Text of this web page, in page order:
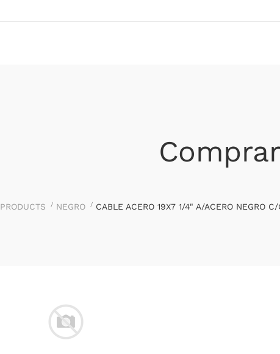
Comprar
PRODUCTS NEGRO CABLE ACERO 19X7 1/4" A/ACERO NEGRO